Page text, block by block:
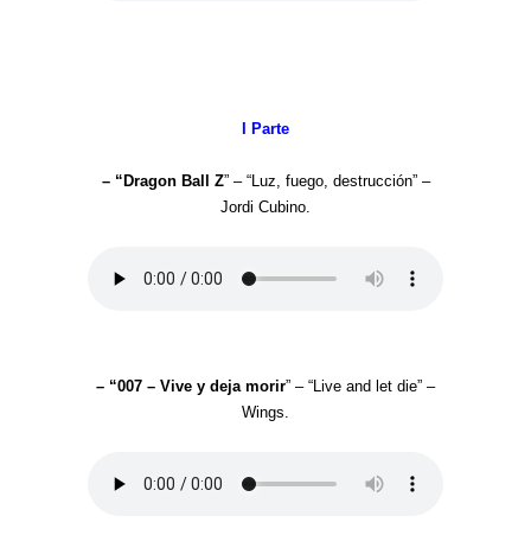
I Parte
– “Dragon Ball Z” – “Luz, fuego, destrucción” –
Jordi Cubino.
– “007 – Vive y deja morir” – “Live and let die” –
Wings.